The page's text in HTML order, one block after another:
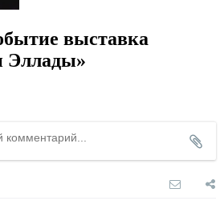
выставка
Эллады»